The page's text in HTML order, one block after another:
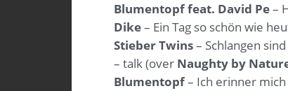
Blumentopf feat. David Pe–
Dike– Ein Tag so schön wie
Stieber Twins– Schlangen
– talk (over Naughty by
Blumentopf– Ich erinner mich